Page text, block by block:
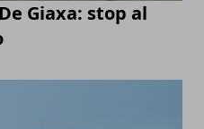
Giaxa: stop al